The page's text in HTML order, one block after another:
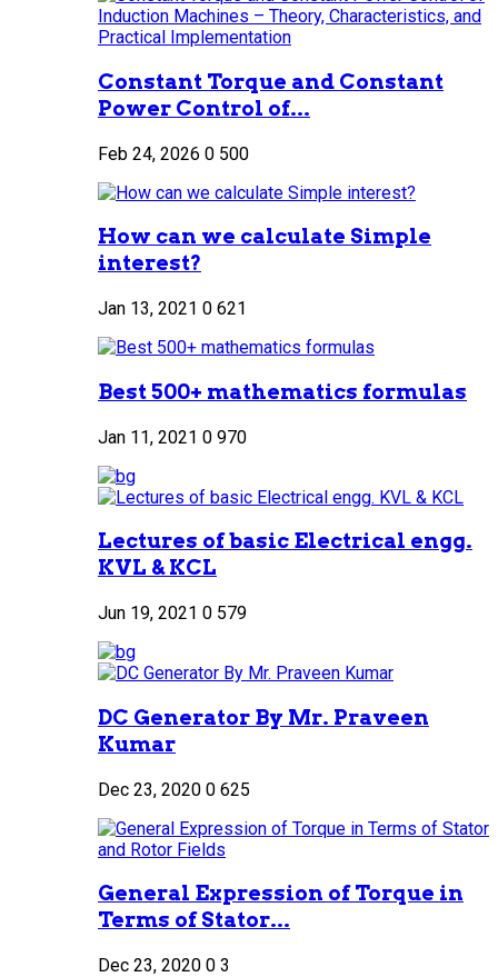
Constant Torque and Constant
Power Control of...
Feb 24, 2026 0 500
How can we calculate Simple
interest?
Jan 13, 2021 0 621
Best 500+ mathematics formulas
Jan 11, 2021 0 970
Lectures of basic Electrical engg.
KVL & KCL
Jun 19, 2021 0 579
DC Generator By Mr. Praveen
Kumar
Dec 23, 2020 0 625
General Expression of Torque in
Terms of Stator...
Dec 23, 2020 0 3